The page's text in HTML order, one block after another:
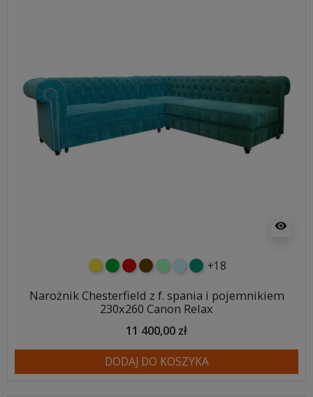
visibility
żółtyzielonyczerwony
czekoladowy
miętowybłękitny
turkusowy
+18
Narożnik Chesterfield z f. spania i pojemnikiem
230x260 Canon Relax
11 400,00 zł
DODAJ DO KOSZYKA